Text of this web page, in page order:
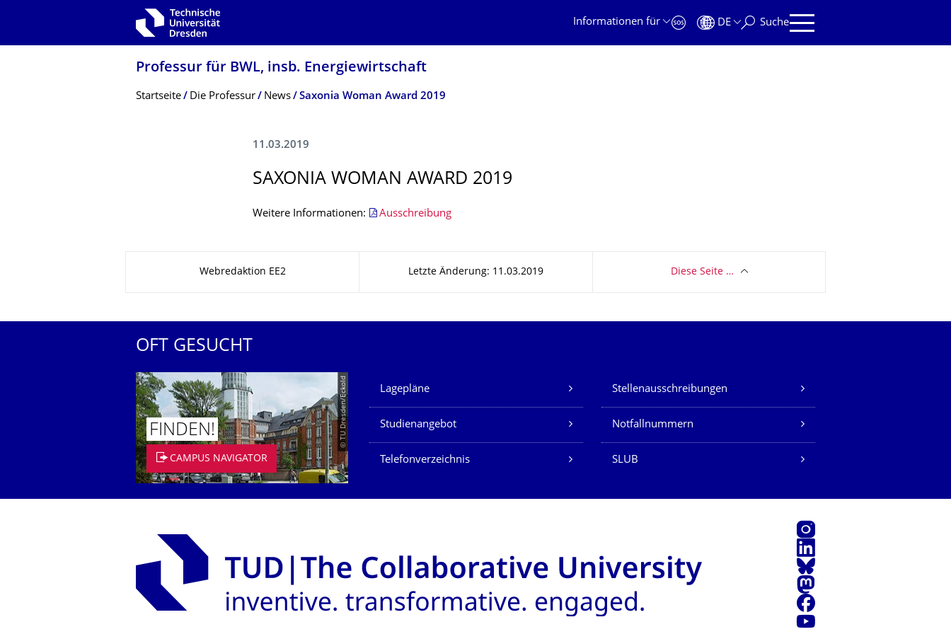
Zur Hauptnavigation springen
Informationen für
DE Suche
Professur für BWL, insb. Energiewirtschaft
Breadcrumb-Menü
Startseite Die Professur News Saxonia Woman Award 2019
11.03.2019
SAXONIA WOMAN AWARD 2019
Weitere Informationen: Ausschreibung
Webredaktion EE2 Letzte Änderung: 11.03.2019 Diese Seite …
OFT GESUCHT
© TU Dresden/Eckold
FINDEN!
CAMPUS NAVIGATOR
Unsere Dienste
Lagepläne Stellenausschreibungen
Studienangebot Notfallnummern
Telefonverzeichnis SLUB
Instagram
LinkedIn
Bluesky
Mastodon
Facebook
Youtube